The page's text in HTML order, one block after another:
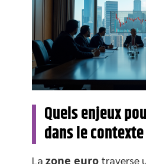
Quels enjeux
dans le
La zone euro traverse